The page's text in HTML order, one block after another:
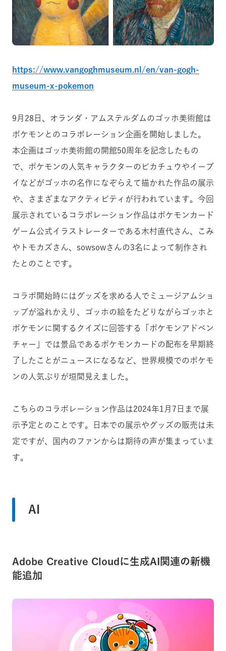
https://www.vangoghmuseum.nl/en/van-gogh-
museum-x-pokemon
9月28日、オランダ・アムステルダムのゴッホ美術館は
ポケモンとのコラボレーション企画を開始しました。
本企画はゴッホ美術館の開館50周年を記念したもの
で、ポケモンの人気キャラクターのピカチュウやイーブ
イなどがゴッホの名作になぞらえて描かれた作品の展示
や、さまざまなアクティビティが行われています。今回
展示されているコラボレーション作品はポケモンカード
ゲーム公式イラストレーターである木村直代さん、こみ
やトモカズさん、sowsowさんの3名によって制作され
たとのことです。
コラボ開始時にはグッズを求める人でミュージアムショ
ップが溢れかえり、ゴッホの絵をたどりながらゴッホと
ポケモンに関するクイズに回答する「ポケモンアドベン
チャー」では景品であるポケモンカードの配布を早期終
了したことがニュースになるなど、世界規模でのポケモ
ンの人気ぶりが垣間見えました。
こちらのコラボレーション作品は2024年1月7日まで展
示予定とのことです。日本での展示やグッズの販売は未
定ですが、国内のファンからは期待の声が集まっていま
す。
AI
Adobe Creative Cloudに生成AI関連の新機
能追加